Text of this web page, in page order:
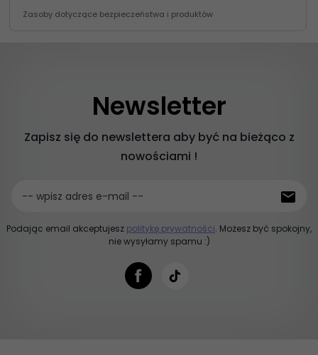
Zasoby dotyczące bezpieczeństwa i produktów
Newsletter
Zapisz się do newslettera aby być na bieżąco z
nowościami !
-- wpisz adres e-mail --
Podając email akceptujesz politykę prywatności. Możesz być spokojny,
nie wysyłamy spamu :)